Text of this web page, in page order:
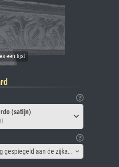
(satijn)
Canvas lijst - Afbeelding gespiegeld aan de zijkant